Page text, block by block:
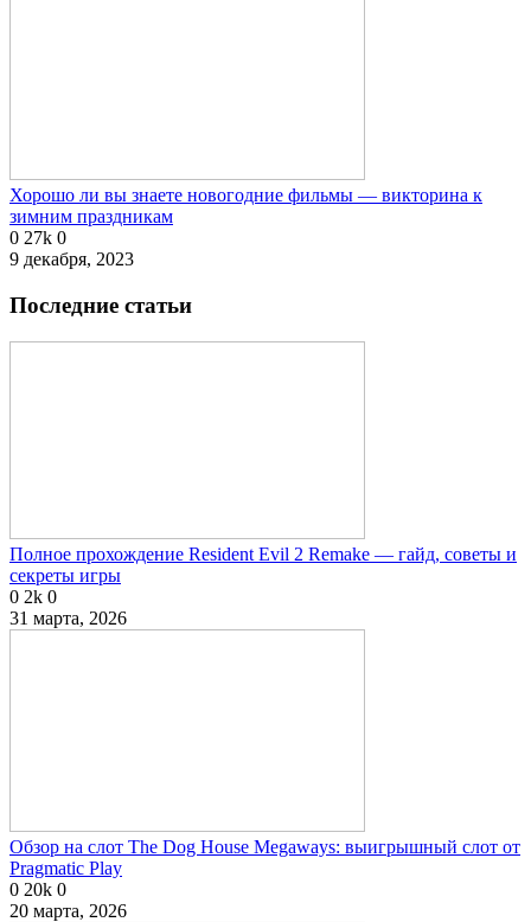
Хорошо ли вы знаете новогодние фильмы — викторина к
зимним праздникам
0 27k 0
9 декабря, 2023
Последние статьи
Полное прохождение Resident Evil 2 Remake — гайд, советы и
секреты игры
0 2k 0
31 марта, 2026
Обзор на слот The Dog House Megaways: выигрышный слот от
Pragmatic Play
0 20k 0
20 марта, 2026